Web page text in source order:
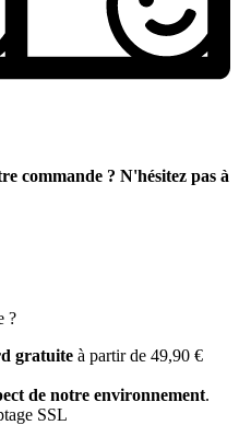
commande ? N'hésitez pas à
?
gratuite à partir de 49,90 €
de notre environnement.
SSL